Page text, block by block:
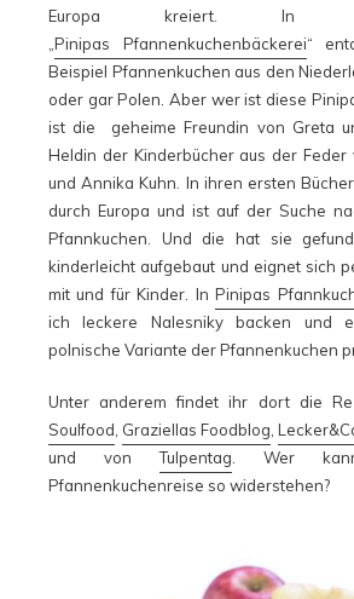
Europa kreiert. In
Pinipas Pfannenkuchenbäckerei“
Beispiel Pfannenkuchen aus den
oder gar Polen. Aber wer ist diese
ist die geheime Freundin von Greta
Heldin der Kinderbücher aus der Feder
und Annika Kuhn. In ihren ersten
durch Europa und ist auf der Suche
Pfannkuchen. Und die hat sie
kinderleicht aufgebaut und eignet sich
mit und für Kinder. InPinipas
ich leckere Nalesniky backen und
polnische Variante der Pfannenkuchen
Unter anderem findet ihr dort die
Soulfood Graziellas Foodblog
und vonTulpentag . Wer
Pfannenkuchenreise so widerstehen?